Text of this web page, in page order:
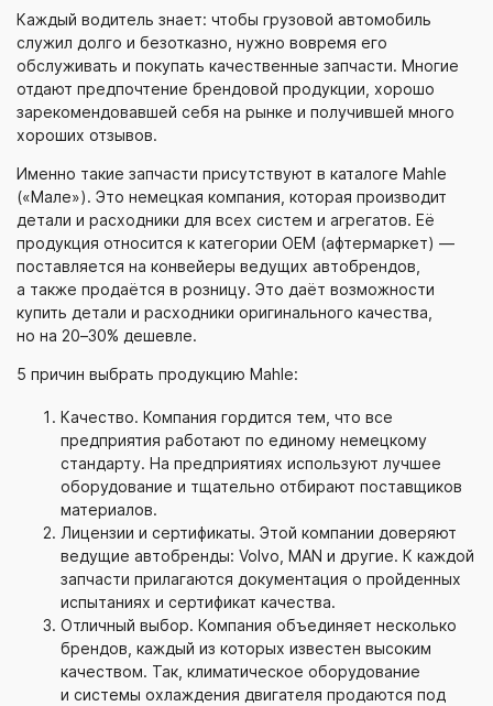
Каждый водитель знает: чтобы грузовой автомобиль
служил долго и безотказно, нужно вовремя его
обслуживать и покупать качественные запчасти. Многие
отдают предпочтение брендовой продукции, хорошо
зарекомендовавшей себя на рынке и получившей много
хороших отзывов.
Именно такие запчасти присутствуют в каталоге Mahle
(«Мале»). Это немецкая компания, которая производит
детали и расходники для всех систем и агрегатов. Её
продукция относится к категории OEM (афтермаркет) —
поставляется на конвейеры ведущих автобрендов,
а также продаётся в розницу. Это даёт возможности
купить детали и расходники оригинального качества,
но на 20–30% дешевле.
5 причин выбрать продукцию Mahle:
Качество. Компания гордится тем, что все
предприятия работают по единому немецкому
стандарту. На предприятиях используют лучшее
оборудование и тщательно отбирают поставщиков
материалов.
Лицензии и сертификаты. Этой компании доверяют
ведущие автобренды: Volvo, MAN и другие. К каждой
запчасти прилагаются документация о пройденных
испытаниях и сертификат качества.
Отличный выбор. Компания объединяет несколько
брендов, каждый из которых известен высоким
качеством. Так, климатическое оборудование
и системы охлаждения двигателя продаются под